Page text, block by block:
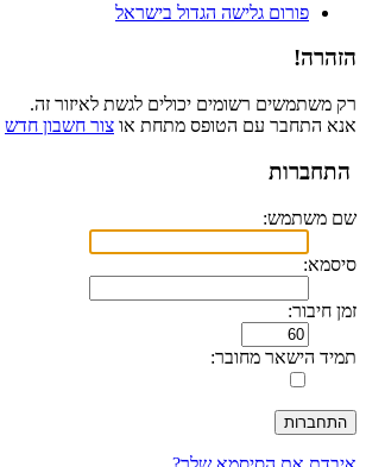
פורום גלישה הגדול בישראל
הזהרה!
רק משתמשים רשומים יכולים לגשת לאיזור זה.
אנא התחבר עם הטופס מתחת או צור חשבון חדש
התחברות
שם משתמש:
סיסמא:
זמן חיבור:
תמיד הישאר מחובר: